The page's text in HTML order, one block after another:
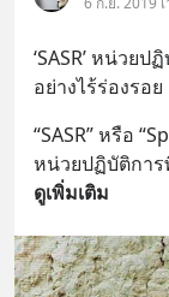
‘SASR’ หน่วย
อย่างไร้ร่องรอ
“SASR” หรือ
หน่วยปฏิบัติการ
ดูเพิ่มเติม